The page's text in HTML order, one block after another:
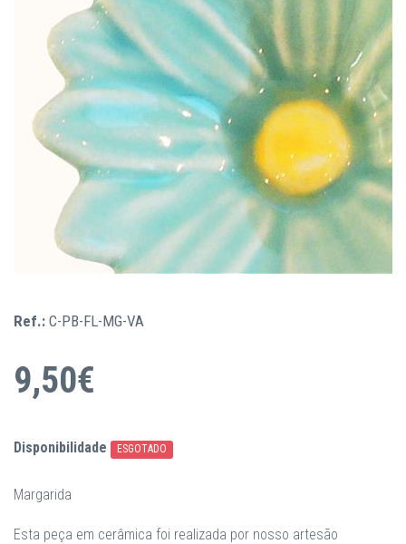
Ref.: C-PB-FL-MG-VA
9,50€
Disponibilidade ESGOTADO
Margarida
Esta peça em cerâmica foi realizada por nosso artesão